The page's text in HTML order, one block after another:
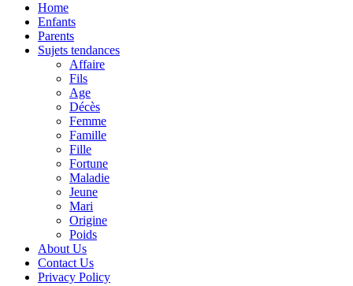
Home
Enfants
Parents
Sujets tendances
Affaire
Fils
Age
Décès
Femme
Famille
Fille
Fortune
Maladie
Jeune
Mari
Origine
Poids
About Us
Contact Us
Privacy Policy